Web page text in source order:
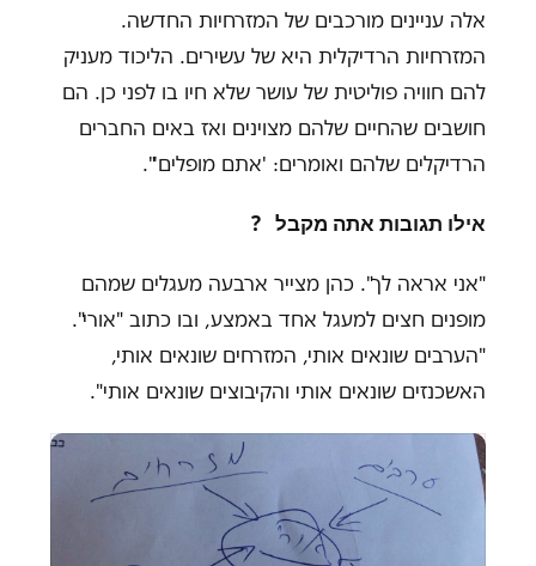
אלה עניינים מורכבים של המזרחיות החדשה.
המזרחיות הרדיקלית היא של עשירים. הליכוד מעניק
להם חוויה פוליטית של עושר שלא חיו בו לפני כן. הם
חושבים שהחיים שלהם מצוינים ואז באים החברים
הרדיקלים שלהם ואומרים: 'אתם מופלים'".
אילו תגובות אתה מקבל ?
"אני אראה לך". כהן מצייר ארבעה מעגלים שמהם
מופנים חצים למעגל אחד באמצע, ובו כתוב "אורי".
"הערבים שונאים אותי, המזרחים שונאים אותי,
האשכנזים שונאים אותי והקיבוצים שונאים אותי"
.